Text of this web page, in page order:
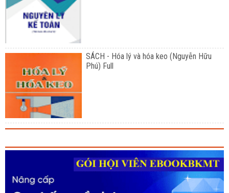
SÁCH - Hóa lý và hóa keo (Nguyễn Hữu
Phú) Full